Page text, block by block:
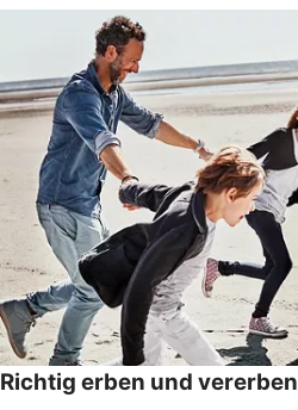
Richtig erben und vererben